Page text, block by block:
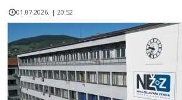
01.07.2026. | 20:52